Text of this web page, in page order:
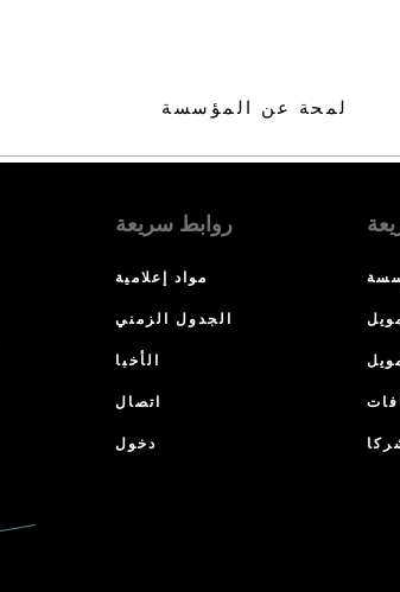
لمحة عن المؤسسة
روابط سريعة
مواد إعلامية
الجدول الزمني
الأخبا
اتصال
دخول